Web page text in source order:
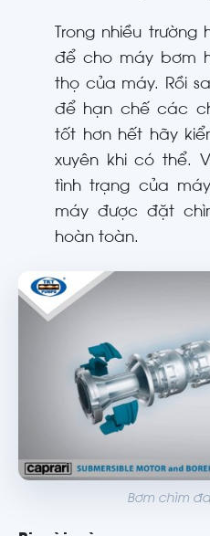
Trong nhiều
để cho máy bơm
thọ của máy. Rồi
để hạn chế các
tốt hơn hết hãy
xuyên khi có thể.
tình trạng của
máy được đặt
hoàn toàn.
Bơm chìm